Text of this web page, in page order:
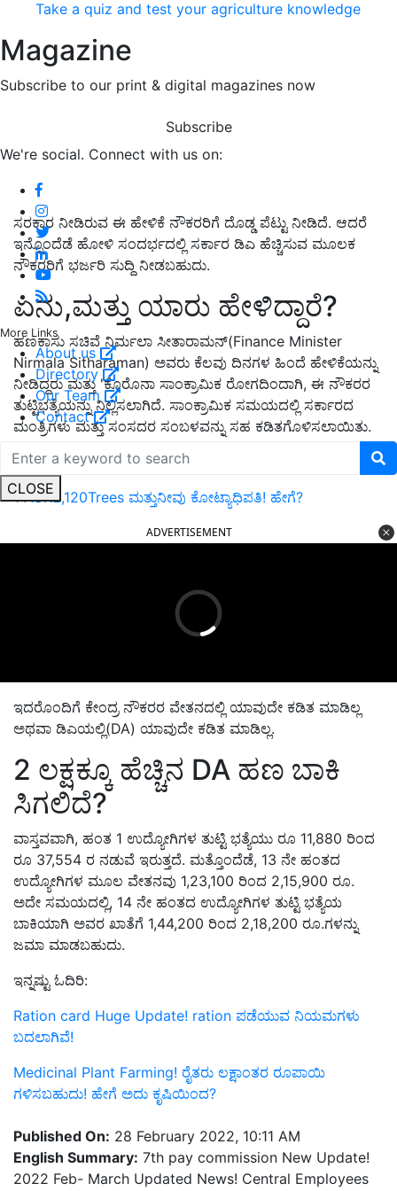
Take a quiz and test your agriculture knowledge
Magazine
Subscribe to our print & digital magazines now
Subscribe
We're social. Connect with us on:
More Links
About us
Directory
Our Team
Contact
CLOSE
ಸರಕಾರ ನೀಡಿರುವ ಈ ಹೇಳಿಕೆ ನೌಕರರಿಗೆ ದೊಡ್ಡ ಪೆಟ್ಟು ನೀಡಿದೆ. ಆದರೆ
ಇನ್ನೊಂದೆಡೆ ಹೋಳಿ ಸಂದರ್ಭದಲ್ಲಿ ಸರ್ಕಾರ ಡಿಎ ಹೆಚ್ಚಿಸುವ ಮೂಲಕ
ನೌಕರರಿಗೆ ಭರ್ಜರಿ ಸುದ್ದಿ ನೀಡಬಹುದು.
ಏನು,ಮತ್ತು ಯಾರು ಹೇಳಿದ್ದಾರೆ?
ಹಣಕಾಸು ಸಚಿವೆ ನಿರ್ಮಲಾ ಸೀತಾರಾಮನ್(Finance Minister
Nirmala Sitharaman) ಅವರು ಕೆಲವು ದಿನಗಳ ಹಿಂದೆ ಹೇಳಿಕೆಯನ್ನು
ನೀಡಿದ್ದರು ಮತ್ತು 'ಕೊರೊನಾ ಸಾಂಕ್ರಾಮಿಕ ರೋಗದಿಂದಾಗಿ, ಈ ನೌಕರರ
ತುಟ್ಟಿಭತ್ಯೆಯನ್ನು ನಿಲ್ಲಿಸಲಾಗಿದೆ. ಸಾಂಕ್ರಾಮಿಕ ಸಮಯದಲ್ಲಿ ಸರ್ಕಾರದ
ಮಂತ್ರಿಗಳು ಮತ್ತು ಸಂಸದರ ಸಂಬಳವನ್ನು ಸಹ ಕಡಿತಗೊಳಿಸಲಾಯಿತು.
ಇದನ್ನು ಓದಿರಿ:
1 ACRE,120Trees ಮತ್ತುನೀವು ಕೋಟ್ಯಾಧಿಪತಿ! ಹೇಗೆ?
ADVERTISEMENT
ಇದರೊಂದಿಗೆ ಕೇಂದ್ರ ನೌಕರರ ವೇತನದಲ್ಲಿ ಯಾವುದೇ ಕಡಿತ ಮಾಡಿಲ್ಲ
ಅಥವಾ ಡಿಎಯಲ್ಲಿ(DA) ಯಾವುದೇ ಕಡಿತ ಮಾಡಿಲ್ಲ.
2 ಲಕ್ಷಕ್ಕೂ ಹೆಚ್ಚಿನ DA ಹಣ ಬಾಕಿ
ಸಿಗಲಿದೆ?
ವಾಸ್ತವವಾಗಿ, ಹಂತ 1 ಉದ್ಯೋಗಿಗಳ ತುಟ್ಟಿ ಭತ್ಯೆಯು ರೂ 11,880 ರಿಂದ
ರೂ 37,554 ರ ನಡುವೆ ಇರುತ್ತದೆ. ಮತ್ತೊಂದೆಡೆ, 13 ನೇ ಹಂತದ
ಉದ್ಯೋಗಿಗಳ ಮೂಲ ವೇತನವು 1,23,100 ರಿಂದ 2,15,900 ರೂ.
ಅದೇ ಸಮಯದಲ್ಲಿ, 14 ನೇ ಹಂತದ ಉದ್ಯೋಗಿಗಳ ತುಟ್ಟಿ ಭತ್ಯೆಯ
ಬಾಕಿಯಾಗಿ ಅವರ ಖಾತೆಗೆ 1,44,200 ರಿಂದ 2,18,200 ರೂ.ಗಳನ್ನು
ಜಮಾ ಮಾಡಬಹುದು.
ಇನ್ನಷ್ಟು ಓದಿರಿ:
Ration card Huge Update! ration ಪಡೆಯುವ ನಿಯಮಗಳು
ಬದಲಾಗಿವೆ!
Medicinal Plant Farming! ರೈತರು ಲಕ್ಷಾಂತರ ರೂಪಾಯಿ
ಗಳಿಸಬಹುದು! ಹೇಗೆ ಅದು ಕೃಷಿಯಿಂದ?
Published On: 28 February 2022, 10:11 AM
English Summary: 7th pay commission New Update!
2022 Feb- March Updated News! Central Employees